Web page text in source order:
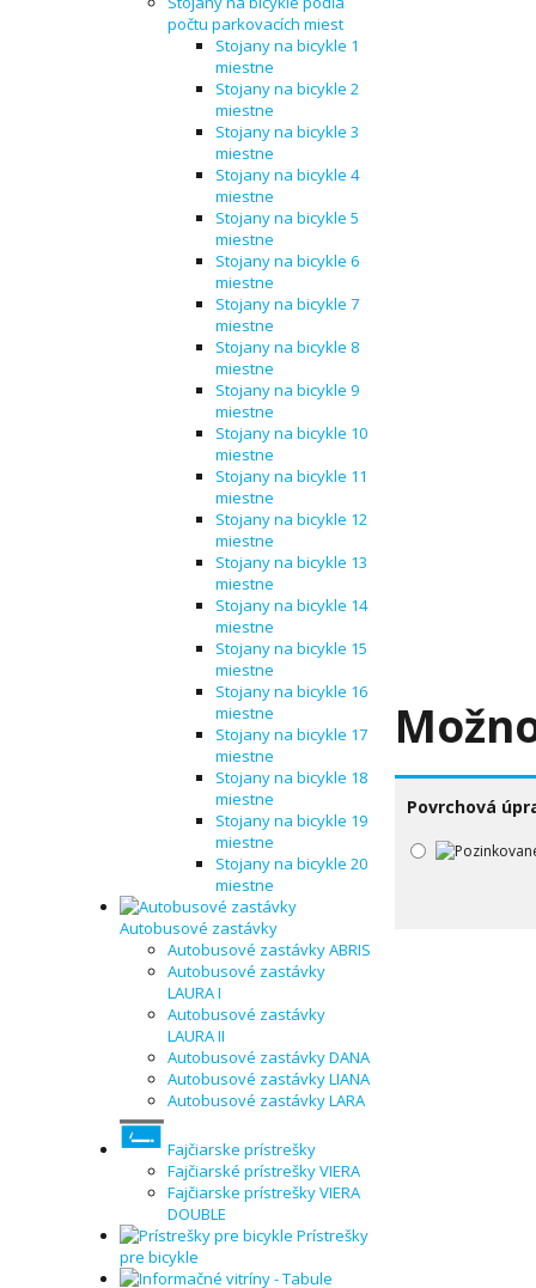
počtu parkovacích miest
Stojany na bicykle 1
miestne
Stojany na bicykle 2
miestne
Stojany na bicykle 3
miestne
Stojany na bicykle 4
miestne
Stojany na bicykle 5
miestne
Stojany na bicykle 6
miestne
Stojany na bicykle 7
miestne
Stojany na bicykle 8
miestne
Stojany na bicykle 9
miestne
Stojany na bicykle 10
miestne
Stojany na bicykle 11
miestne
Stojany na bicykle 12
miestne
Stojany na bicykle 13
miestne
Stojany na bicykle 14
miestne
Stojany na bicykle 15
miestne
Stojany na bicykle 16
miestne
Stojany na bicykle 17
miestne
Stojany na bicykle 18
miestne
Stojany na bicykle 19
miestne
Stojany na bicykle 20
miestne
Autobusové zastávky
Autobusové zastávky ABRIS
Autobusové zastávky
LAURA I
Autobusové zastávky
LAURA II
Autobusové zastávky DANA
Autobusové zastávky LIANA
Autobusové zastávky LARA
Fajčiarske prístrešky
Fajčiarské prístrešky VIERA
Fajčiarske prístrešky VIERA
DOUBLE
Prístrešky
pre bicykle
Povrchová